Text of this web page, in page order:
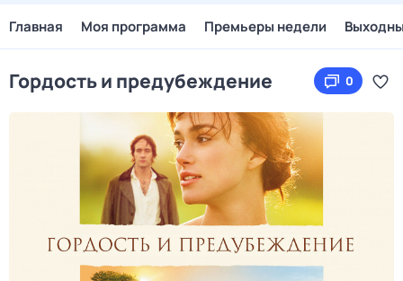
Главная Моя программа Премьеры недели
Гордость и предубеждение 0